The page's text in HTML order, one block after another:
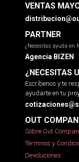
VENTAS
PARTNER
¿Necesitas ayuda en
Agencia BIZEN
¿NECESITAS
Escríbenos y te
ayudarte en tu
OUT
Sobre Out
Términos y
Devoluciones